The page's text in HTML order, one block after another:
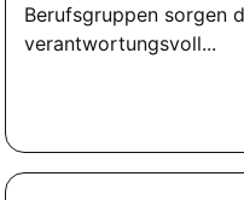
Berufsgruppen sorgen
verantwortungsvoll...